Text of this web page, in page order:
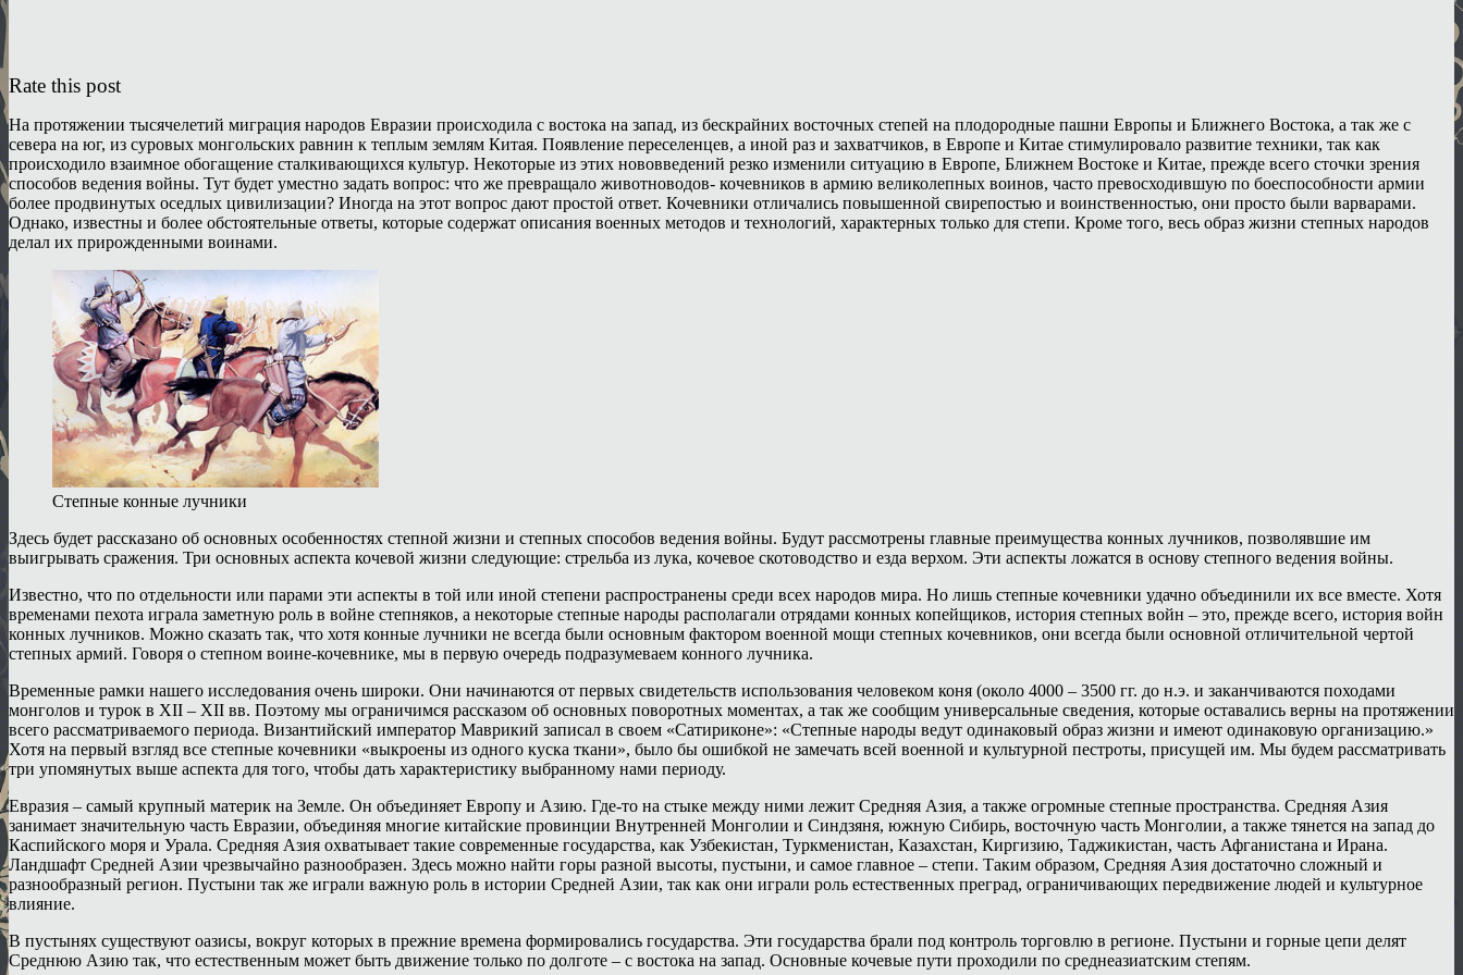
Rate this post
На протяжении тысячелетий миграция народов Евразии происходила с востока на запад, из бескрайних восточных степей на плодородные пашни Европы и Ближнего Востока, а так же с
севера на юг, из суровых монгольских равнин к теплым землям Китая. Появление переселенцев, а иной раз и захватчиков, в Европе и Китае стимулировало развитие техники, так как
происходило взаимное обогащение сталкивающихся культур. Некоторые из этих нововведений резко изменили ситуацию в Европе, Ближнем Востоке и Китае, прежде всего сточки зрения
способов ведения войны. Тут будет уместно задать вопрос: что же превращало животноводов- кочевников в армию великолепных воинов, часто превосходившую по боеспособности армии
более продвинутых оседлых цивилизации? Иногда на этот вопрос дают простой ответ. Кочевники отличались повышенной свирепостью и воинственностью, они просто были варварами.
Однако, известны и более обстоятельные ответы, которые содержат описания военных методов и технологий, характерных только для степи. Кроме того, весь образ жизни степных народов
делал их прирожденными воинами.
Степные конные лучники
Здесь будет рассказано об основных особенностях степной жизни и степных способов ведения войны. Будут рассмотрены главные преимущества конных лучников, позволявшие им
выигрывать сражения. Три основных аспекта кочевой жизни следующие: стрельба из лука, кочевое скотоводство и езда верхом. Эти аспекты ложатся в основу степного ведения войны.
Известно, что по отдельности или парами эти аспекты в той или иной степени распространены среди всех народов мира. Но лишь степные кочевники удачно объединили их все вместе. Хотя
временами пехота играла заметную роль в войне степняков, а некоторые степные народы располагали отрядами конных копейщиков, история степных войн – это, прежде всего, история войн
конных лучников. Можно сказать так, что хотя конные лучники не всегда были основным фактором военной мощи степных кочевников, они всегда были основной отличительной чертой
степных армий. Говоря о степном воине-кочевнике, мы в первую очередь подразумеваем конного лучника.
Временные рамки нашего исследования очень широки. Они начинаются от первых свидетельств использования человеком коня (около 4000 – 3500 гг. до н.э. и заканчиваются походами
монголов и турок в XII – XII вв. Поэтому мы ограничимся рассказом об основных поворотных моментах, а так же сообщим универсальные сведения, которые оставались верны на протяжении
всего рассматриваемого периода. Византийский император Маврикий записал в своем «Сатириконе»: «Степные народы ведут одинаковый образ жизни и имеют одинаковую организацию.»
Хотя на первый взгляд все степные кочевники «выкроены из одного куска ткани», было бы ошибкой не замечать всей военной и культурной пестроты, присущей им. Мы будем рассматривать
три упомянутых выше аспекта для того, чтобы дать характеристику выбранному нами периоду.
Евразия – самый крупный материк на Земле. Он объединяет Европу и Азию. Где-то на стыке между ними лежит Средняя Азия, а также огромные степные пространства. Средняя Азия
занимает значительную часть Евразии, объединяя многие китайские провинции Внутренней Монголии и Синдзяня, южную Сибирь, восточную часть Монголии, а также тянется на запад до
Каспийского моря и Урала. Средняя Азия охватывает такие современные государства, как Узбекистан, Туркменистан, Казахстан, Киргизию, Таджикистан, часть Афганистана и Ирана.
Ландшафт Средней Азии чрезвычайно разнообразен. Здесь можно найти горы разной высоты, пустыни, и самое главное – степи. Таким образом, Средняя Азия достаточно сложный и
разнообразный регион. Пустыни так же играли важную роль в истории Средней Азии, так как они играли роль естественных преград, ограничивающих передвижение людей и культурное
влияние.
В пустынях существуют оазисы, вокруг которых в прежние времена формировались государства. Эти государства брали под контроль торговлю в регионе. Пустыни и горные цепи делят
Среднюю Азию так, что естественным может быть движение только по долготе – с востока на запад. Основные кочевые пути проходили по среднеазиатским степям.